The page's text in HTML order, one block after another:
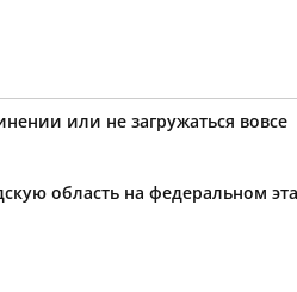
или не загружаться вовсе
область на федеральном